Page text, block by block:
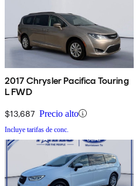
2017 Chrysler Pacifica Touring
L FWD
$13,687 Precio alto
Incluye tarifas de conc.